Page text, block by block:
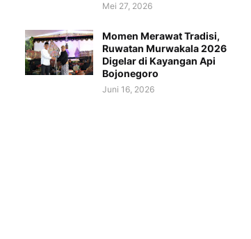
Mei 27, 2026
Momen Merawat Tradisi,
Ruwatan Murwakala 2026
Digelar di Kayangan Api
Bojonegoro
Juni 16, 2026